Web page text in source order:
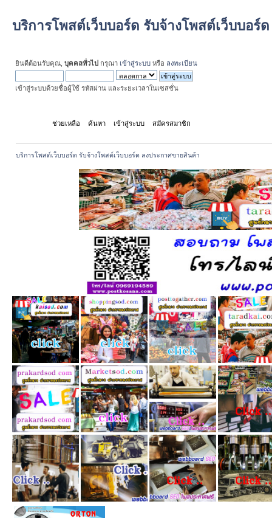
บริการโพสต์เว็บบอร์ด รับจ้างโพสต์เว็บบอร์
ยินดีต้อนรับคุณ, บุคคลทั่วไป กรุณา เข้าสู่ระบบ หรือ ลงทะเบียน
เข้าสู่ระบบด้วยชื่อผู้ใช้ รหัสผ่าน และระยะเวลาในเซสชั่น
ช่วยเหลือ ค้นหา เข้าสู่ระบบ สมัครสมาชิก
บริการโพสต์เว็บบอร์ด รับจ้างโพสต์เว็บบอร์ด ลงประกาศขายสินค้า